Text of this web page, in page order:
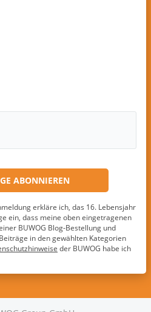
erkläre ich, das 16. Lebensjahr
ein, dass meine oben eingetragenen
BUWOG Blog-Bestellung und
in den gewählten Kategorien
der BUWOG habe ich